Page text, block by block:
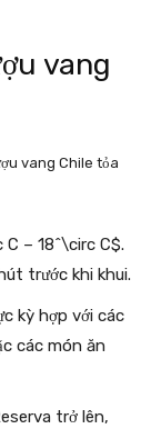
vang
vang Chile tỏa
– 18^\circ C$.
trước khi khui.
kỳ hợp với các
các món ăn
trở lên,